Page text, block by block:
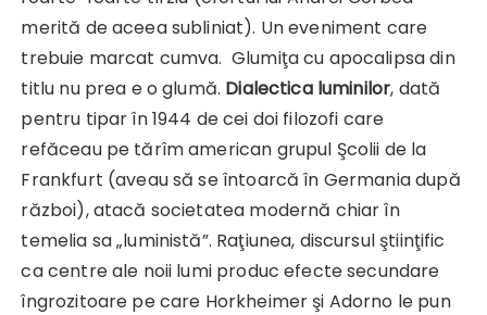
merită de aceea subliniat). Un eveniment care
trebuie marcat cumva. Glumiţa cu apocalipsa din
titlu nu prea e o glumă. Dialectica luminilor, dată
pentru tipar în 1944 de cei doi filozofi care
refăceau pe tărîm american grupul Şcolii de la
Frankfurt (aveau să se întoarcă în Germania după
război), atacă societatea modernă chiar în
temelia sa „luministă”. Raţiunea, discursul ştiinţific
ca centre ale noii lumi produc efecte secundare
îngrozitoare pe care Horkheimer şi Adorno le pun